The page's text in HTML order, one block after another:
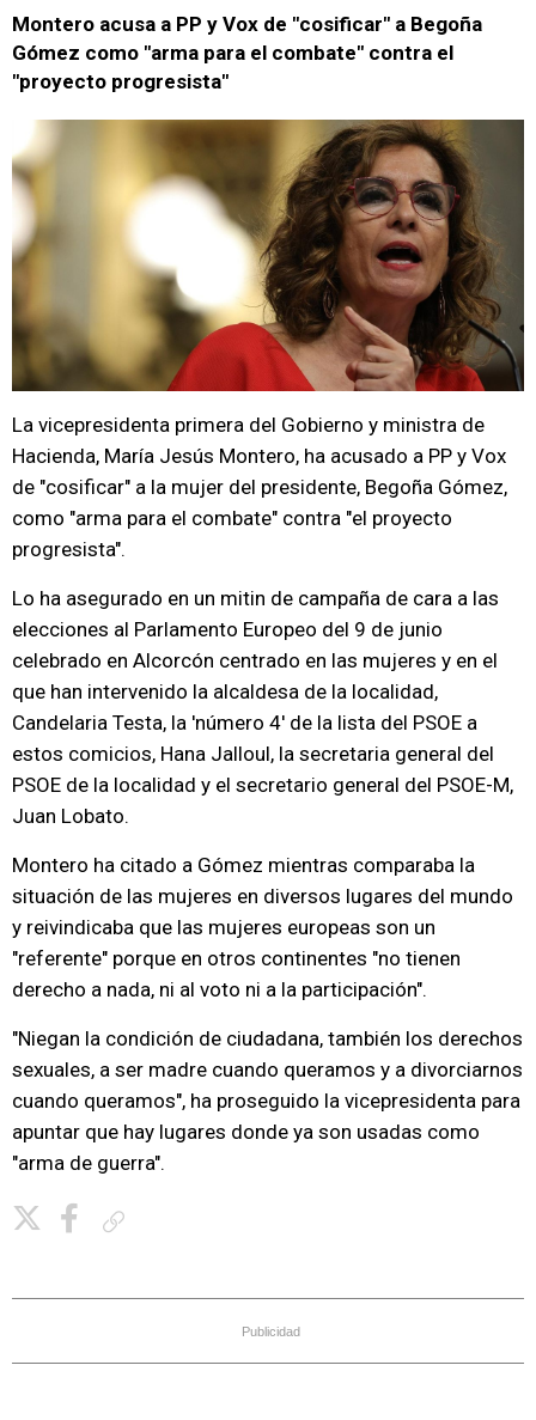
Montero acusa a PP y Vox de "cosificar" a Begoña
Gómez como "arma para el combate" contra el
"proyecto progresista"
La vicepresidenta primera del Gobierno y ministra de
Hacienda, María Jesús Montero, ha acusado a PP y Vox
de "cosificar" a la mujer del presidente, Begoña Gómez,
como "arma para el combate" contra "el proyecto
progresista".
Lo ha asegurado en un mitin de campaña de cara a las
elecciones al Parlamento Europeo del 9 de junio
celebrado en Alcorcón centrado en las mujeres y en el
que han intervenido la alcaldesa de la localidad,
Candelaria Testa, la 'número 4' de la lista del PSOE a
estos comicios, Hana Jalloul, la secretaria general del
PSOE de la localidad y el secretario general del PSOE-M,
Juan Lobato.
Montero ha citado a Gómez mientras comparaba la
situación de las mujeres en diversos lugares del mundo
y reivindicaba que las mujeres europeas son un
"referente" porque en otros continentes "no tienen
derecho a nada, ni al voto ni a la participación".
"Niegan la condición de ciudadana, también los derechos
sexuales, a ser madre cuando queramos y a divorciarnos
cuando queramos", ha proseguido la vicepresidenta para
apuntar que hay lugares donde ya son usadas como
"arma de guerra".
Publicidad